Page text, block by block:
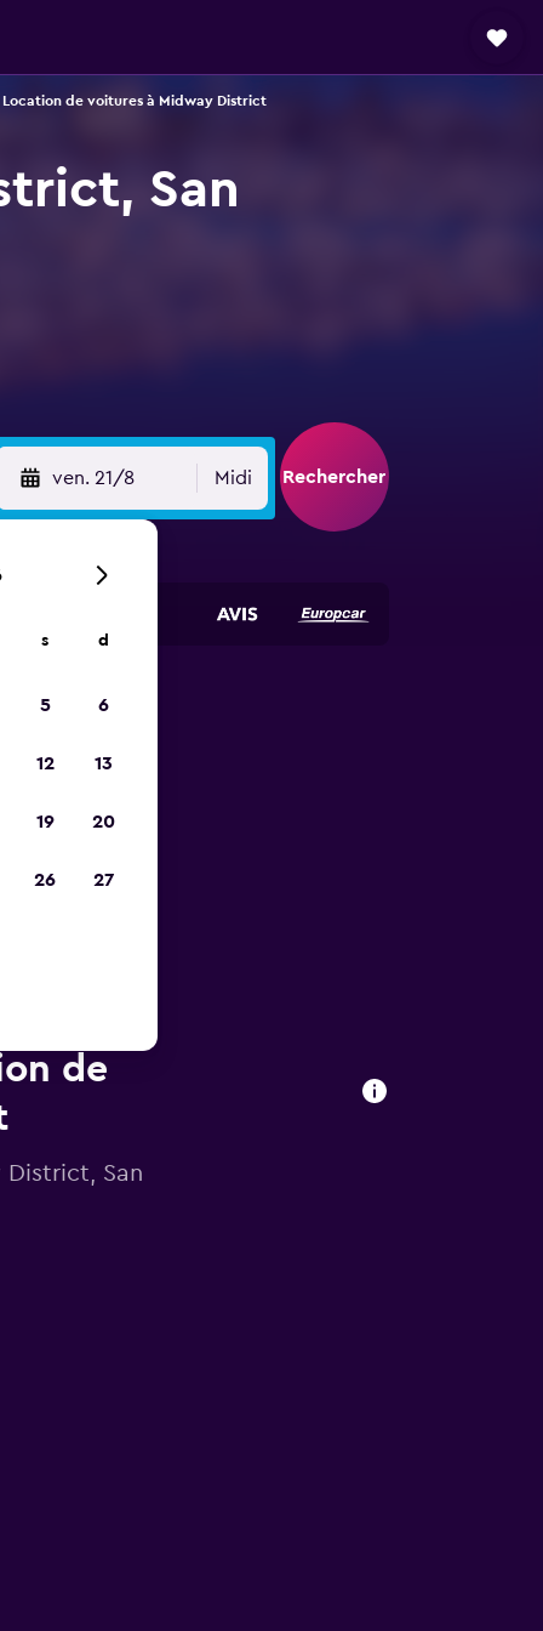
Location de voitures à Midway District
San
ven. 21/8 Midi Rechercher
de
San
s d
5 6
12 13
19 20
26 27